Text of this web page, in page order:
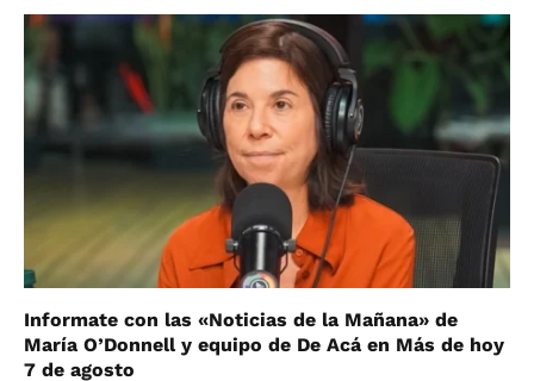
Informate con las «Noticias de la Mañana» de
María O’Donnell y equipo de De Acá en Más de hoy
7 de agosto